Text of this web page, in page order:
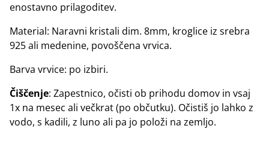
enostavno prilagoditev.
Material: Naravni kristali dim. 8mm, kroglice iz srebra
925 ali medenine, povoščena vrvica.
Barva vrvice: po izbiri.
Čiščenje: Zapestnico, očisti ob prihodu domov in vsaj
1x na mesec ali večkrat (po občutku). Očistiš jo lahko z
vodo, s kadili, z luno ali pa jo položi na zemljo.